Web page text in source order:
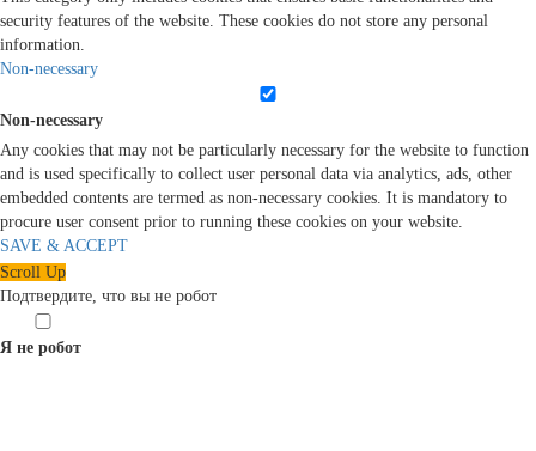
security features of the website. These cookies do not store any personal
information.
Non-necessary
Non-necessary
Any cookies that may not be particularly necessary for the website to function
and is used specifically to collect user personal data via analytics, ads, other
embedded contents are termed as non-necessary cookies. It is mandatory to
procure user consent prior to running these cookies on your website.
SAVE & ACCEPT
Scroll Up
Подтвердите, что вы не робот
Я не робот